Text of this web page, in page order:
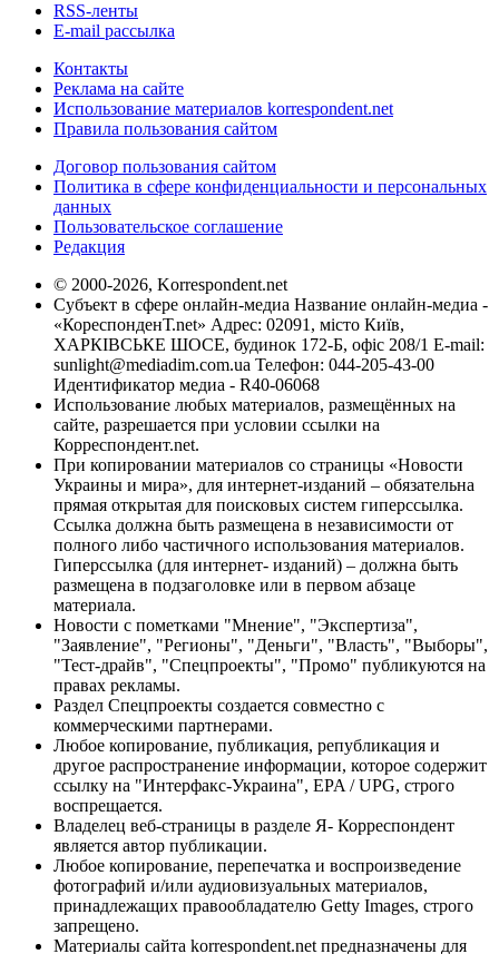
RSS-ленты
E-mail рассылка
Контакты
Реклама на сайте
Использование материалов korrespondent.net
Правила пользования сайтом
Договор пользования сайтом
Политика в сфере конфиденциальности и персональных
данных
Пользовательское соглашение
Редакция
© 2000-2026, Korrespondent.net
Субъект в сфере онлайн-медиа Название онлайн-медиа -
«КореспонденТ.net» Адрес: 02091, місто Київ,
ХАРКІВСЬКЕ ШОСЕ, будинок 172-Б, офіс 208/1 E-mail:
sunlight@mediadim.com.ua Телефон: 044-205-43-00
Идентификатор медиа - R40-06068
Использование любых материалов, размещённых на
сайте, разрешается при условии ссылки на
Корреспондент.net.
При копировании материалов со страницы «Новости
Украины и мира», для интернет-изданий – обязательна
прямая открытая для поисковых систем гиперссылка.
Ссылка должна быть размещена в независимости от
полного либо частичного использования материалов.
Гиперссылка (для интернет- изданий) – должна быть
размещена в подзаголовке или в первом абзаце
материала.
Новости с пометками "Мнение", "Экспертиза",
"Заявление", "Регионы", "Деньги", "Власть", "Выборы",
"Тест-драйв", "Спецпроекты", "Промо" публикуются на
правах рекламы.
Раздел Спецпроекты создается совместно с
коммерческими партнерами.
Любое копирование, публикация, републикация и
другое распространение информации, которое содержит
ссылку на "Интерфакс-Украина", EPA / UPG, строго
воспрещается.
Владелец веб-страницы в разделе Я- Корреспондент
является автор публикации.
Любое копирование, перепечатка и воспроизведение
фотографий и/или аудиовизуальных материалов,
принадлежащих правообладателю Getty Images, строго
запрещено.
Материалы сайта korrespondent.net предназначены для